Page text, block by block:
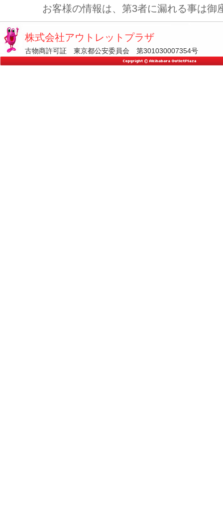
お客様の情報は、第3者に漏れる事は御
株式会社アウトレットプラザ
古物商許可証 東京都公安委員会 第301030007354号